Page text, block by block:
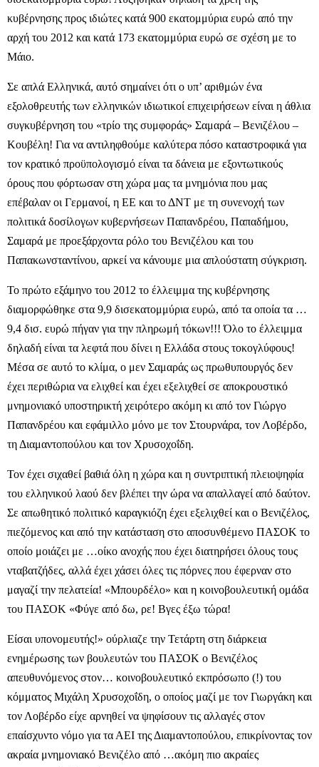
κυβέρνησης προς ιδιώτες κατά 900 εκατομμύρια ευρώ από την
αρχή του 2012 και κατά 173 εκατομμύρια ευρώ σε σχέση με το
Μάιο.
Σε απλά Ελληνικά, αυτό σημαίνει ότι ο υπ’ αριθμών ένα
εξολοθρευτής των ελληνικών ιδιωτικοί επιχειρήσεων είναι η άθλια
συγκυβέρνηση του «τρίο της συμφοράς» Σαμαρά – Βενιζέλου –
Κουβέλη! Για να αντιληφθούμε καλύτερα πόσο καταστροφικά για
τον κρατικό προϋπολογισμό είναι τα δάνεια με εξοντωτικούς
όρους που φόρτωσαν στη χώρα μας τα μνημόνια που μας
επέβαλαν οι Γερμανοί, η ΕΕ και το ΔΝΤ με τη συνενοχή των
πολιτικά δοσίλογων κυβερνήσεων Παπανδρέου, Παπαδήμου,
Σαμαρά με προεξάρχοντα ρόλο του Βενιζέλου και του
Παπακωνσταντίνου, αρκεί να κάνουμε μια απλούστατη σύγκριση.
Το πρώτο εξάμηνο του 2012 το έλλειμμα της κυβέρνησης
διαμορφώθηκε στα 9,9 δισεκατομμύρια ευρώ, από τα οποία τα …
9,4 δισ. ευρώ πήγαν για την πληρωμή τόκων!!! Όλο το έλλειμμα
δηλαδή είναι τα λεφτά που δίνει η Ελλάδα στους τοκογλύφους!
Μέσα σε αυτό το κλίμα, ο μεν Σαμαράς ως πρωθυπουργός δεν
έχει περιθώρια να ελιχθεί και έχει εξελιχθεί σε αποκρουστικό
μνημονιακό υποστηρικτή χειρότερο ακόμη κι από τον Γιώργο
Παπανδρέου και εφάμιλλο μόνο με τον Στουρνάρα, τον Λοβέρδο,
τη Διαμαντοπούλου και τον Χρυσοχοΐδη.
Τον έχει σιχαθεί βαθιά όλη η χώρα και η συντριπτική πλειοψηφία
του ελληνικού λαού δεν βλέπει την ώρα να απαλλαγεί από δαύτον.
Σε απωθητικό πολιτικό καραγκιόζη έχει εξελιχθεί και ο Βενιζέλος,
πιεζόμενος και από την κατάσταση στο αποσυνθέμενο ΠΑΣΟΚ το
οποίο μοιάζει με …οίκο ανοχής που έχει διατηρήσει όλους τους
νταβατζήδες, αλλά έχει χάσει όλες τις πόρνες που έφερναν στο
μαγαζί την πελατεία! «Μπουρδέλο» και η κοινοβουλευτική ομάδα
του ΠΑΣΟΚ «Φύγε από δω, ρε! Βγες έξω τώρα!
Είσαι υπονομευτής!» ούρλιαζε την Τετάρτη στη διάρκεια
ενημέρωσης των βουλευτών του ΠΑΣΟΚ ο Βενιζέλος
απευθυνόμενος στον… κοινοβουλευτικό εκπρόσωπο (!) του
κόμματος Μιχάλη Χρυσοχοΐδη, ο οποίος μαζί με τον Γιωργάκη και
τον Λοβέρδο είχε αρνηθεί να ψηφίσουν τις αλλαγές στον
επαίσχυντο νόμο για τα ΑΕΙ της Διαμαντοπούλου, επικρίνοντας τον
ακραία μνημονιακό Βενιζέλο από …ακόμη πιο ακραίες